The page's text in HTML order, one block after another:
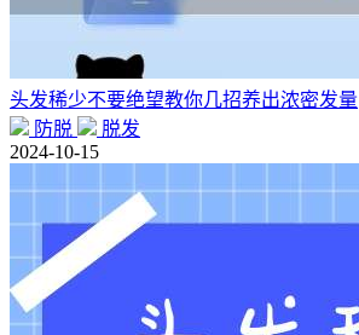
头发稀少不要绝望教你几招养出浓密发量
防脱
脱发
2024-10-15